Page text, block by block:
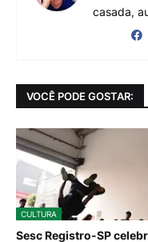
casada,
VOCÊ PODE GOSTAR:
CULTURA
Sesc Registro-SP